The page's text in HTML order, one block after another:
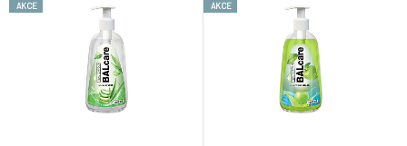
pokožku sviežu a čistú.
zanecháva ruky hebké a svieže.
AKCE AKCE